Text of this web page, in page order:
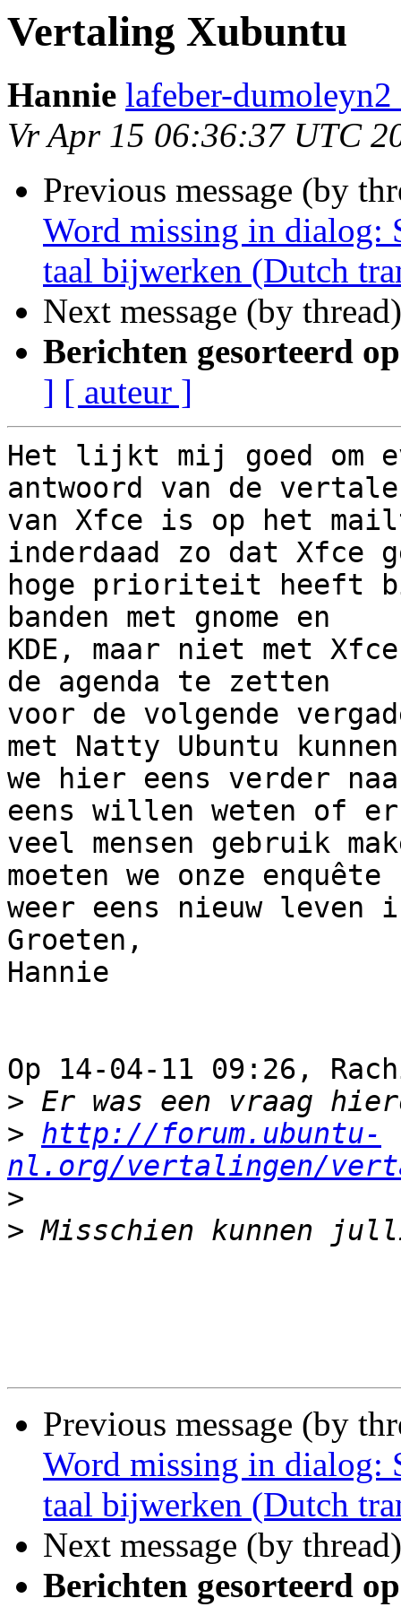
Vertaling Xubuntu
Hannie lafeber-
Vr Apr 15 06:36:37 UTC
Previous message (by
Word missing in dialog:
taal bijwerken (Dutch
Next message (by
Berichten gesorteerd
] [ auteur ]
Het lijkt mij goed om
antwoord van de
van Xfce is op het
inderdaad zo dat Xfce
hoge prioriteit heeft
banden met gnome en
KDE, maar niet met
de agenda te zetten
voor de volgende
met Natty Ubuntu
we hier eens verder
eens willen weten of
veel mensen gebruik
moeten we onze enquête
weer eens nieuw leven
Groeten,
Hannie
Op 14-04-11 09:26,
>
> http://forum.ubuntu-
nl.org/vertalingen/
>
>
Previous message (by
Word missing in dialog:
taal bijwerken (Dutch
Next message (by
Berichten gesorteerd